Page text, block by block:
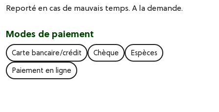
Reporté en cas de mauvais temps. A la demande.
Modes de paiement
Carte bancaire/crédit Chèque
Espèces
Paiement en ligne